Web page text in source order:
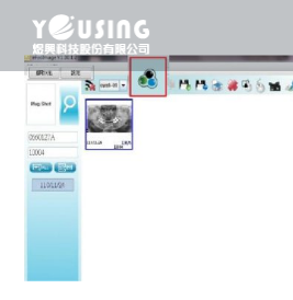
content